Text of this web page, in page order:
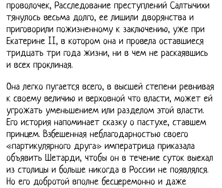
проволочек, Расследование преступлений Салтычихи
тянулось весьма долго, ее лишили дворянства и
приговорили пожизненному к заключению, уже при
Екатерине II, в котором она и провела оставшиеся
тридцать три года жизни, ни в чем не раскаявшись
и всех проклиная.
Она легко пугается всего, в высшей степени ревнивая
к своему величию и верховной что власти, может ей
угрожать уменьшением или разделом этой власти.
Его история напоминает сказку о пастухе, ставшем
принцем. Взбешенная неблагодарностью своего
«партикулярного друга» императрица приказала
объявить Шетарди, чтобы он в течение суток выехал
из столицы и больше никогда в России не появлялся.
Но его добротой вполне бесцеремонно и даже